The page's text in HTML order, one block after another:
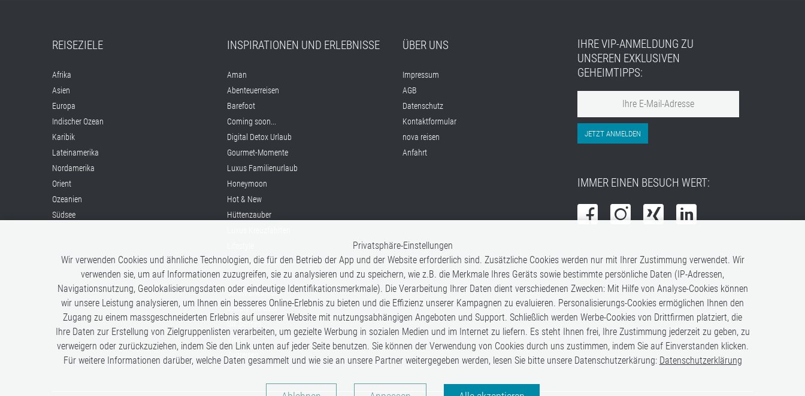
REISEZIELE
Afrika
Asien
Europa
Indischer Ozean
Karibik
Lateinamerika
Nordamerika
Orient
Ozeanien
Südsee
INSPIRATIONEN UND ERLEBNISSE
Aman
Abenteuerreisen
Barefoot
Coming soon...
Digital Detox Urlaub
Gourmet-Momente
Luxus Familienurlaub
Honeymoon
Hot & New
Hüttenzauber
Once in a Lifetime
Romance
Safari-Erlebnisse
Simply the Best
Six Senses
Villen
Zugreisen
ÜBER UNS
Impressum
AGB
Datenschutz
Kontaktformular
nova reisen
Anfahrt
IHRE VIP-ANMELDUNG ZU
UNSEREN EXKLUSIVEN
GEHEIMTIPPS:
JETZT ANMELDEN
IMMER EINEN BESUCH WERT:
Privatsphäre-Einstellungen
Wir verwenden Cookies und ähnliche Technologien, die für den Betrieb der App und der Website erforderlich sind. Zusätzliche Cookies werden nur mit Ihrer Zustimmung verwendet. Wir
verwenden sie, um auf Informationen zuzugreifen, sie zu analysieren und zu speichern, wie z.B. die Merkmale Ihres Geräts sowie bestimmte persönliche Daten (IP-Adressen,
Navigationsnutzung, Geolokalisierungsdaten oder eindeutige Identifikationsmerkmale). Die Verarbeitung Ihrer Daten dient verschiedenen Zwecken: Mit Hilfe von Analyse-Cookies können
wir unsere Leistung analysieren, um Ihnen ein besseres Online-Erlebnis zu bieten und die Effizienz unserer Kampagnen zu evaluieren. Personalisierungs-Cookies ermöglichen Ihnen den
Zugang zu einem massgeschneiderten Erlebnis auf unserer Website mit nutzungsabhängigen Angeboten und Support. Schließlich werden Werbe-Cookies von Drittfirmen platziert, die
Ihre Daten zur Erstellung von Zielgruppenlisten verarbeiten, um gezielte Werbung in sozialen Medien und im Internet zu liefern. Es steht Ihnen frei, Ihre Zustimmung jederzeit zu geben, zu
verweigern oder zurückzuziehen, indem Sie den Link unten auf jeder Seite benutzen. Sie können der Verwendung von Cookies durch uns zustimmen, indem Sie auf Einverstanden klicken.
Für weitere Informationen darüber, welche Daten gesammelt und wie sie an unsere Partner weitergegeben werden, lesen Sie bitte unsere Datenschutzerkärung: Datenschutzerklärung